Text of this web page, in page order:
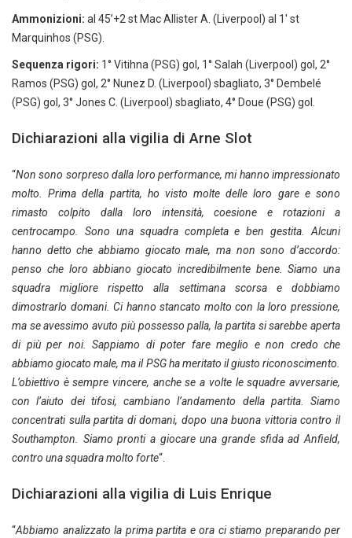
Ammonizioni: al 45’+2 st Mac Allister A. (Liverpool) al 1′ st
Marquinhos (PSG).
Sequenza rigori: 1° Vitihna (PSG) gol, 1° Salah (Liverpool) gol, 2°
Ramos (PSG) gol, 2° Nunez D. (Liverpool) sbagliato, 3° Dembelé
(PSG) gol, 3° Jones C. (Liverpool) sbagliato, 4° Doue (PSG) gol.
Dichiarazioni alla vigilia di Arne Slot
“Non sono sorpreso dalla loro performance, mi hanno impressionato
molto. Prima della partita, ho visto molte delle loro gare e sono
rimasto colpito dalla loro intensità, coesione e rotazioni a
centrocampo. Sono una squadra completa e ben gestita. Alcuni
hanno detto che abbiamo giocato male, ma non sono d’accordo:
penso che loro abbiano giocato incredibilmente bene. Siamo una
squadra migliore rispetto alla settimana scorsa e dobbiamo
dimostrarlo domani. Ci hanno stancato molto con la loro pressione,
ma se avessimo avuto più possesso palla, la partita si sarebbe aperta
di più per noi. Sappiamo di poter fare meglio e non credo che
abbiamo giocato male, ma il PSG ha meritato il giusto riconoscimento.
L’obiettivo è sempre vincere, anche se a volte le squadre avversarie,
con l’aiuto dei tifosi, cambiano l’andamento della partita. Siamo
concentrati sulla partita di domani, dopo una buona vittoria contro il
Southampton. Siamo pronti a giocare una grande sfida ad Anfield,
contro una squadra molto forte“.
Dichiarazioni alla vigilia di Luis Enrique
“Abbiamo analizzato la prima partita e ora ci stiamo preparando per